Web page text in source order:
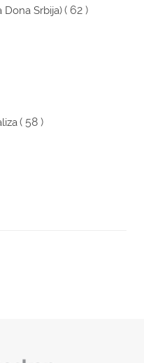
Dona Srbija)( 62 )
( 58 )